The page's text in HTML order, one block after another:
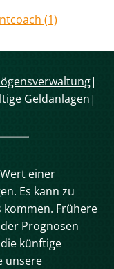
(1)
Geldanlagen
einer
Es kann zu
kommen. Frühere
Prognosen
künftige
unsere